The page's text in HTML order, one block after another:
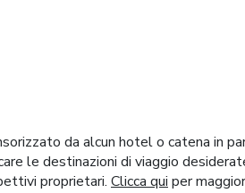
da alcun hotel o catena in
le destinazioni di viaggio
proprietari. Clicca qui per